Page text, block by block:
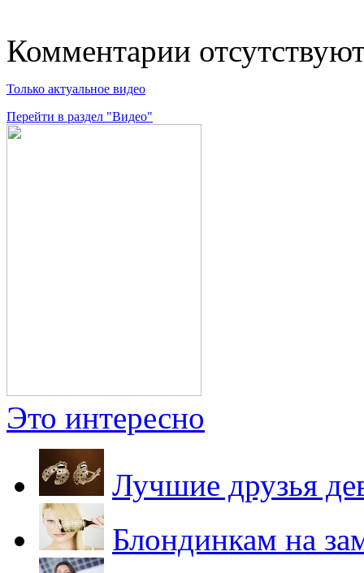
Комментарии
Только актуальное видео
Перейти в раздел "Видео"
Это интересно
Лучшие друзья
Блондинкам на